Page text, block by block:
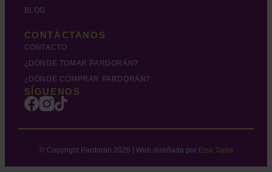
BLOG
CONTÁCTANOS
CONTACTO
¿DÓNDE TOMAR PARDORÁN?
¿DÓNDE COMPRAR PARDORÁN?
SÍGUENOS
© Copyright Pardorán 2026 | Web diseñada por Elsa Tapia